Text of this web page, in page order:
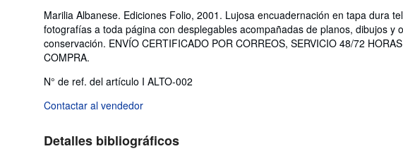
Marilia Albanese. Ediciones Folio, 2001. Lujosa encuadernación en tapa dura
fotografías a toda página con desplegables acompañadas de planos, dibujos
conservación. ENVÍO CERTIFICADO POR CORREOS, SERVICIO 48/72
COMPRA.
N° de ref. del artículo I ALTO-002
Contactar al vendedor
Detalles bibliográficos